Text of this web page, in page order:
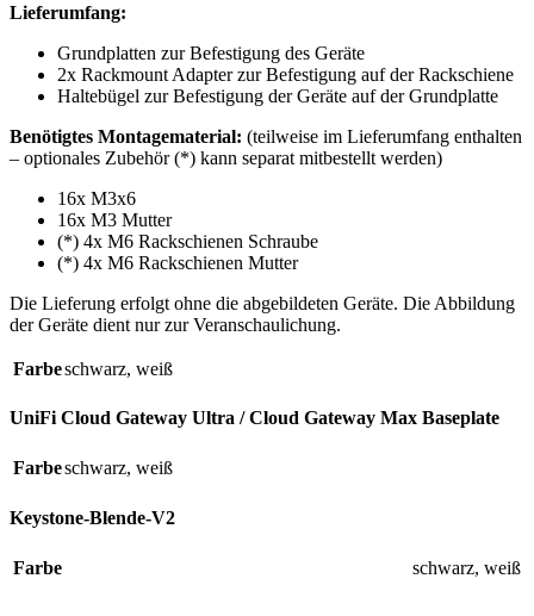
Lieferumfang:
Grundplatten zur Befestigung des Geräte
2x Rackmount Adapter zur Befestigung auf der Rackschiene
Haltebügel zur Befestigung der Geräte auf der Grundplatte
Benötigtes Montagematerial: (teilweise im Lieferumfang enthalten
– optionales Zubehör (*) kann separat mitbestellt werden)
16x M3x6
16x M3 Mutter
(*) 4x M6 Rackschienen Schraube
(*) 4x M6 Rackschienen Mutter
Die Lieferung erfolgt ohne die abgebildeten Geräte. Die Abbildung
der Geräte dient nur zur Veranschaulichung.
Farbeschwarz, weiß
UniFi Cloud Gateway Ultra / Cloud Gateway Max Baseplate
Farbeschwarz, weiß
Keystone-Blende-V2
Farbe schwarz, weiß